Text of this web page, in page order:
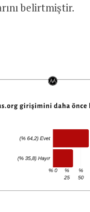
belirtmiştir.